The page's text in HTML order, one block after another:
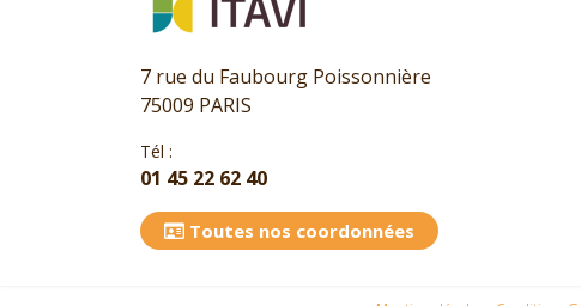
7 rue du Faubourg Poissonnière
75009 PARIS
Tél :
01 45 22 62 40
Toutes nos coordonnées